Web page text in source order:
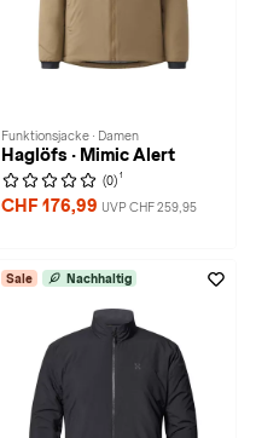
Funktionsjacke · Damen
Haglöfs · Mimic Alert
(0) 1
CHF 176,99 UVP CHF 259,95
Sale Nachhaltig